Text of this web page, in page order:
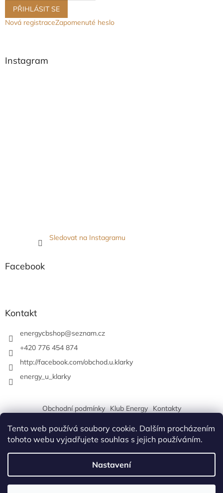
Tento web používá soubory cookie. Dalším procházením
tohoto webu vyjadřujete souhlas s jejich používáním.
Nastavení
PŘIHLÁSIT SE
Nová registraceZapomenuté heslo
Instagram
Sledovat na Instagramu
Facebook
Kontakt
energycbshop@seznam.cz
+420 776 454 874
http://facebook.com/obchod.u.klarky
energy_u_klarky
Obchodní podmínky Klub Energy Kontakty
Copyright 2026Energy Klub České Budějovice a obchod U